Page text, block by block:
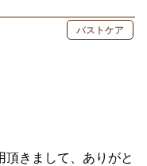
バストケア
きまして、ありがと